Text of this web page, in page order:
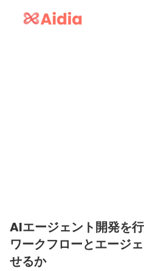
AIエージェント開発を
ワークフローとエージ
せるか